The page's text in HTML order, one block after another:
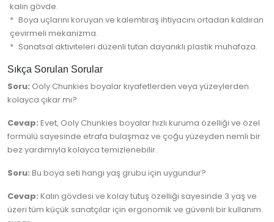
kalın gövde.
Boya uçlarını koruyan ve kalemtıraş ihtiyacını ortadan kaldıran
çevirmeli mekanizma.
Sanatsal aktiviteleri düzenli tutan dayanıklı plastik muhafaza.
Sıkça Sorulan Sorular
Soru: Ooly Chunkies boyalar kıyafetlerden veya yüzeylerden
kolayca çıkar mı?
Cevap: Evet, Ooly Chunkies boyalar hızlı kuruma özelliği ve özel
formülü sayesinde etrafa bulaşmaz ve çoğu yüzeyden nemli bir
bez yardımıyla kolayca temizlenebilir.
Soru: Bu boya seti hangi yaş grubu için uygundur?
Cevap: Kalın gövdesi ve kolay tutuş özelliği sayesinde 3 yaş ve
üzeri tüm küçük sanatçılar için ergonomik ve güvenli bir kullanım